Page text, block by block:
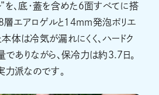
を、底・蓋を含めた6面すべてに搭
8層エアロゲルと14mm発泡ポリエ
体は冷気が漏れにくく、ハードク
ありながら、保冷力は約3.7日。
力派なのです。